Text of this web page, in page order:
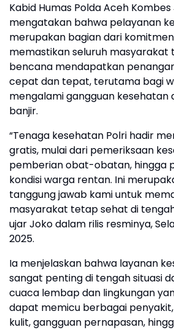
Kabid Humas Polda Aceh
mengatakan bahwa pelayanan
merupakan bagian dari
memastikan seluruh masyarakat
bencana mendapatkan
cepat dan tepat, terutama bagi
mengalami gangguan kesehatan
banjir.
“Tenaga kesehatan Polri hadir
gratis, mulai dari pemeriksaan
pemberian obat-obatan, hingga
kondisi warga rentan. Ini
tanggung jawab kami untuk
masyarakat tetap sehat di
ujar Joko dalam rilis resminya,
2025.
Ia menjelaskan bahwa layanan
sangat penting di tengah situasi
cuaca lembap dan lingkungan
dapat memicu berbagai
kulit, gangguan pernapasan,